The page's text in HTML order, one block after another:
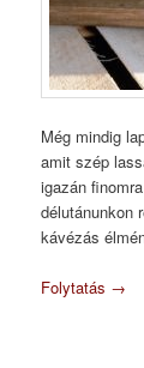
Még mindig
amit szép
igazán
délutánunkon
kávézás
Folytatás →